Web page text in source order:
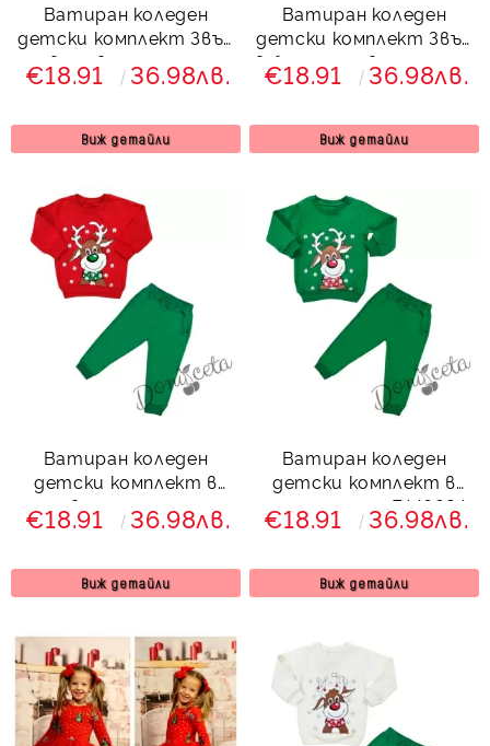
Ватиран коледен
детски комплект Звън
в червено с елен
7923441
€18.91 36.98лв.
Виж детайли
Ватиран коледен
детски комплект Звън
в бяло и червено с елен
734231
€18.91 36.98лв.
Виж детайли
Ватиран коледен
детски комплект в
червено и зелено с
елен 7425364 Звън
€18.91 36.98лв.
Виж детайли
Ватиран коледен
детски комплект в
зелено с елен 7446624
Звън
€18.91 36.98лв.
Виж детайли